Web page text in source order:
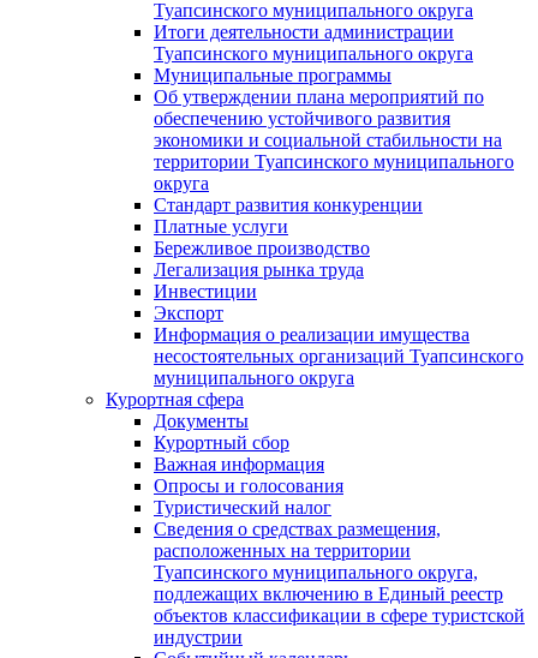
Туапсинского муниципального округа
Итоги деятельности администрации
Туапсинского муниципального округа
Муниципальные программы
Об утверждении плана мероприятий по
обеспечению устойчивого развития
экономики и социальной стабильности на
территории Туапсинского муниципального
округа
Стандарт развития конкуренции
Платные услуги
Бережливое производство
Легализация рынка труда
Инвестиции
Экспорт
Информация о реализации имущества
несостоятельных организаций Туапсинского
муниципального округа
Курортная сфера
Документы
Курортный сбор
Важная информация
Опросы и голосования
Туристический налог
Сведения о средствах размещения,
расположенных на территории
Туапсинского муниципального округа,
подлежащих включению в Единый реестр
объектов классификации в сфере туристской
индустрии